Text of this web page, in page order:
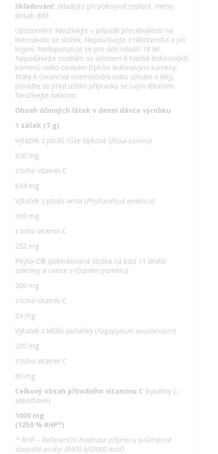
Skladování: skladujte při pokojové teplotě, mimo
dosah dětí.
Upozornění: Neužívejte v případě přecitlivělosti na
kteroukoliv ze složek. Nepoužívejte v těhotenství a při
kojení. Nedoporučuje se pro děti mladší 18 let.
Nepodávejte osobám se sklonem k tvorbě ledvinových
kamenů nebo osobám trpícím ledvinovými kameny.
Máte-li chronické onemocnění nebo užíváte-li léky,
poraďte se před užitím přípravku se svým lékařem.
Neužívejte nalačno.
Obsah účinných látek v denní dávce výrobku
1 sáček (7 g)
Výtažek z plodů růže šípkové (Rosa canina)
920 mg
z toho vitamin C
644 mg
Výtažek z plodů amla (Phyllanthus emblica)
360 mg
z toho vitamin C
252 mg
Phyto-C® (patentovaná složka na bázi 11 druhů
zeleniny a ovoce v různém poměru)
200 mg
z toho vitamin C
24 mg
Výtažek z klíčků pohanky (Fagopyrum esculentum)
200 mg
z toho vitamin C
80 mg
Celkový obsah přírodního vitaminu C (kyseliny L-
askorbové)
1000 mg
(1250 % RHP*)
* RHP – Referenční hodnota příjmu u průměrné
dospělé osoby (8400 kJ/2000 kcal)